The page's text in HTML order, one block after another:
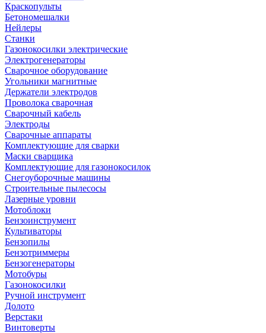
Краскопульты
Бетономешалки
Нейлеры
Станки
Газонокосилки электрические
Электрогенераторы
Сварочное оборудование
Угольники магнитные
Держатели электродов
Проволока сварочная
Сварочный кабель
Электроды
Сварочные аппараты
Комплектующие для сварки
Маски сварщика
Комплектующие для газонокосилок
Снегоуборочные машины
Строительные пылесосы
Лазерные уровни
Мотоблоки
Бензоинструмент
Культиваторы
Бензопилы
Бензотриммеры
Бензогенераторы
Мотобуры
Газонокосилки
Ручной инструмент
Долото
Верстаки
Винтоверты